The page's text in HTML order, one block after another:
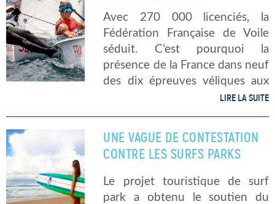
Avec 270 000 licenciés, la
Fédération Française de Voile
séduit. C’est pourquoi la
présence de la France dans neuf
des dix épreuves véliques aux
Jeux Olympiques d’été n’est pas
olympiades, il […]
LIRE LA SUITE
UNE VAGUE DE CONTESTATION
CONTRE LES SURFS PARKS
Le projet touristique de surf
park a obtenu le soutien du